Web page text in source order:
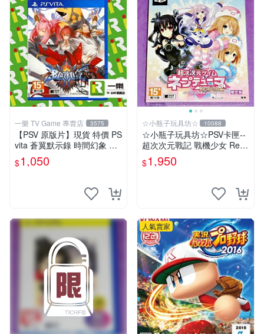
一樂 TV Game 專賣店 3575
【PSV 原版片】現貨 特價 PS
vita 蒼翼默示錄 時間幻象 BB
CP 中文版 支援 VITA TV【一
樂電玩】
$1,050
☆小瓶子玩具坊☆ 10088
☆小瓶子玩具坊☆PSV卡匣--
超次次元戰記 戰機少女 Re;Bi
rth2 SISTERS GENERATIO
N 限定版
$1,950
人氣賣家